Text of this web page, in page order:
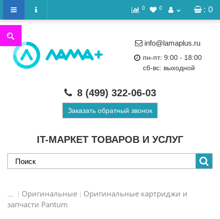
: 0
0 0
IT-МАРКЕТ ТОВАРОВ И УСЛУГ
info@lamaplus.ru
пн-пт: 9:00 - 18:00
сб-вс: выходной
8 (499) 322-06-03
Заказать обратный звонок
... Оригинальные
Оригинальные картриджи и
запчасти Pantum